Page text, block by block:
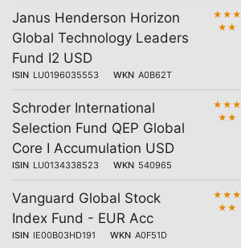
Janus Henderson Horizon
Global Technology Leaders
Fund I2 USD
ISIN LU0196035553 WKN A0B62T
★ ★ ★
★ ★
Schroder International
Selection Fund QEP Global
Core I Accumulation USD
ISIN LU0134338523 WKN 540965
★ ★ ★
★ ★
Vanguard Global Stock
Index Fund - EUR Acc
ISIN IE00B03HD191 WKN A0F51D
★ ★ ★
★ ★